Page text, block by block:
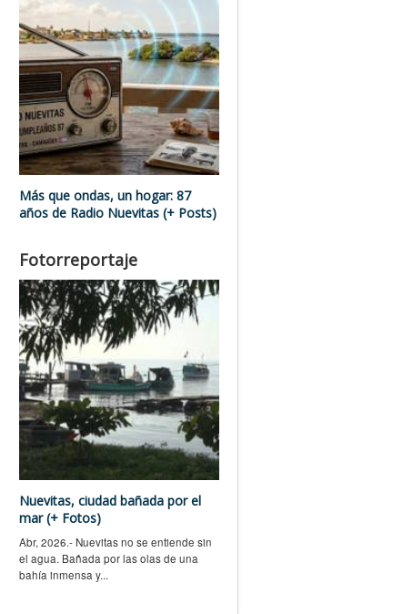
Más que ondas, un hogar: 87
años de Radio Nuevitas (+ Posts)
Fotorreportaje
Nuevitas, ciudad bañada por el
mar (+ Fotos)
Abr, 2026.- Nuevitas no se entiende sin
el agua. Bañada por las olas de una
bahía inmensa y...